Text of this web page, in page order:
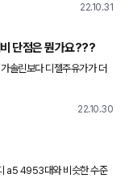
22.10.31
단점은 뭔가요???
22.10.30
a5 4953대와 비슷한 수준